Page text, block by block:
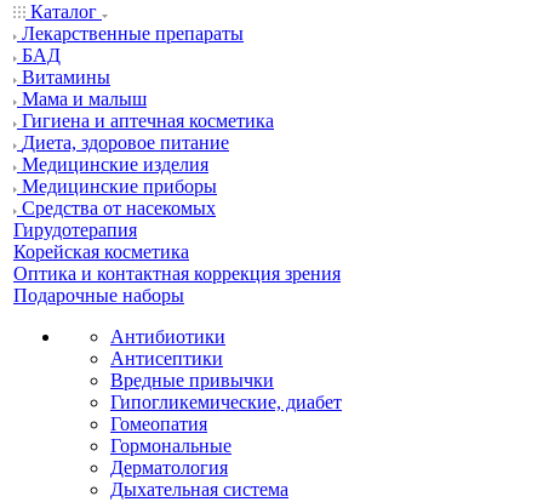
Каталог
Лекарственные препараты
БАД
Витамины
Мама и малыш
Гигиена и аптечная косметика
Диета, здоровое питание
Медицинские изделия
Медицинские приборы
Средства от насекомых
Гирудотерапия
Корейская косметика
Оптика и контактная коррекция зрения
Подарочные наборы
Антибиотики
Антисептики
Вредные привычки
Гипогликемические, диабет
Гомеопатия
Гормональные
Дерматология
Дыхательная система